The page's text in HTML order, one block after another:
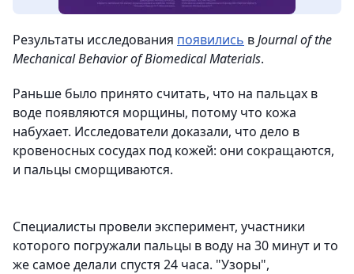
Результаты исследования появились вJournal of the
Mechanical Behavior of Biomedical Materials.
Раньше было принято считать, что на пальцах в
воде появляются морщины, потому что кожа
набухает. Исследователи доказали, что дело в
кровеносных сосудах под кожей: они сокращаются,
и пальцы сморщиваются.
Специалисты провели эксперимент, участники
которого погружали пальцы в воду на 30 минут и то
же самое делали спустя 24 часа. "Узоры",